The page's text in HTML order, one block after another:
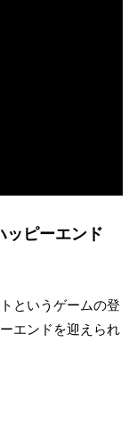
ッピーエンド
というゲームの登
エンドを迎えられ